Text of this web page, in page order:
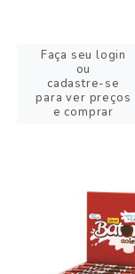
Faça seu login
ou
cadastre-se
para ver preços
e comprar